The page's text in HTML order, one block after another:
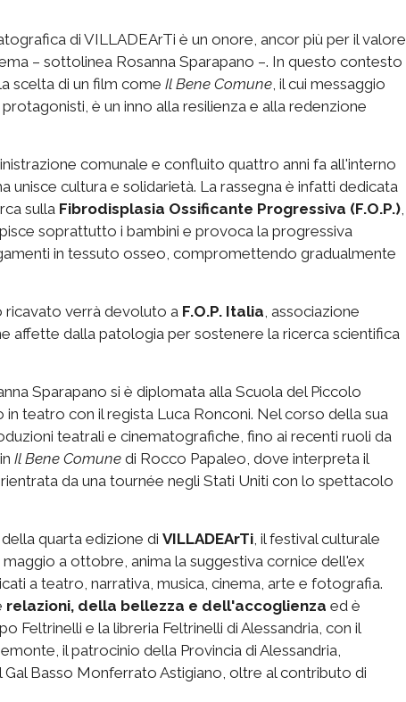
di VILLADEArTi è un onore, ancor più per il valore
– sottolinea Rosanna Sparapano –. In questo contesto
scelta di un film come Il Bene Comune , il cui messaggio
è un inno alla resilienza e alla redenzione
comunale e confluito quattro anni fa all'interno
unisce cultura e solidarietà. La rassegna è infatti dedicata
sulla Fibrodisplasia Ossificante Progressiva (F.O.P.)
soprattutto i bambini e provoca la progressiva
in tessuto osseo, compromettendo gradualmente
ricavato verrà devoluto a F.O.P. Italia , associazione
affette dalla patologia per sostenere la ricerca scientifica
Sparapano si è diplomata alla Scuola del Piccolo
teatro con il regista Luca Ronconi. Nel corso della sua
teatrali e cinematografiche, fino ai recenti ruoli da
Il Bene Comune di Rocco Papaleo, dove interpreta il
da una tournée negli Stati Uniti con lo spettacolo
quarta edizione di VILLADEArTi , il festival culturale
a ottobre, anima la suggestiva cornice dell'ex
a teatro, narrativa, musica, cinema, arte e fotografia.
relazioni, della bellezza e dell'accoglienza ed è
Feltrinelli e la libreria Feltrinelli di Alessandria, con il
il patrocinio della Provincia di Alessandria,
Basso Monferrato Astigiano, oltre al contributo di